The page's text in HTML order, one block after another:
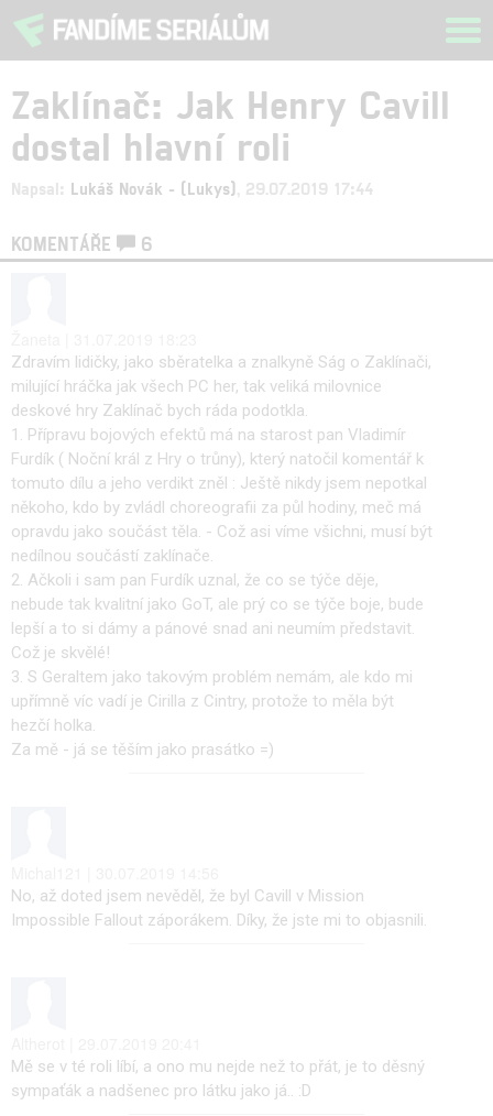
Zaklínač: Jak Henry Cavill
dostal hlavní roli
Napsal: Lukáš Novák - (Lukys) , 29.07.2019 17:44
KOMENTÁŘE 6
Zdravím lidičky, jako sběratelka a znalkyně Ság o Zaklínači,
milující hráčka jak všech PC her, tak veliká milovnice
deskové hry Zaklínač bych ráda podotkla.
1. Přípravu bojových efektů má na starost pan Vladimír
Furdík ( Noční král z Hry o trůny), který natočil komentář k
tomuto dílu a jeho verdikt zněl : Ještě nikdy jsem nepotkal
někoho, kdo by zvládl choreografii za půl hodiny, meč má
opravdu jako součást těla. - Což asi víme všichni, musí být
nedílnou součástí zaklínače.
2. Ačkoli i sam pan Furdík uznal, že co se týče děje,
nebude tak kvalitní jako GoT, ale prý co se týče boje, bude
lepší a to si dámy a pánové snad ani neumím představit.
Což je skvělé!
3. S Geraltem jako takovým problém nemám, ale kdo mi
upřímně víc vadí je Cirilla z Cintry, protože to měla být
hezčí holka.
Za mě - já se těším jako prasátko =)
No, až doted jsem nevěděl, že byl Cavill v Mission
Impossible Fallout záporákem. Díky, že jste mi to objasnili.
Mě se v té roli líbí, a ono mu nejde než to přát, je to děsný
sympaťák a nadšenec pro látku jako já.. :D